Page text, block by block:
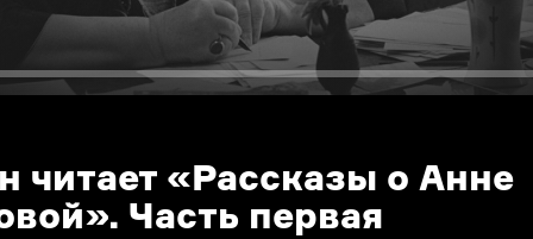
читает «Рассказы о Анне
Часть первая